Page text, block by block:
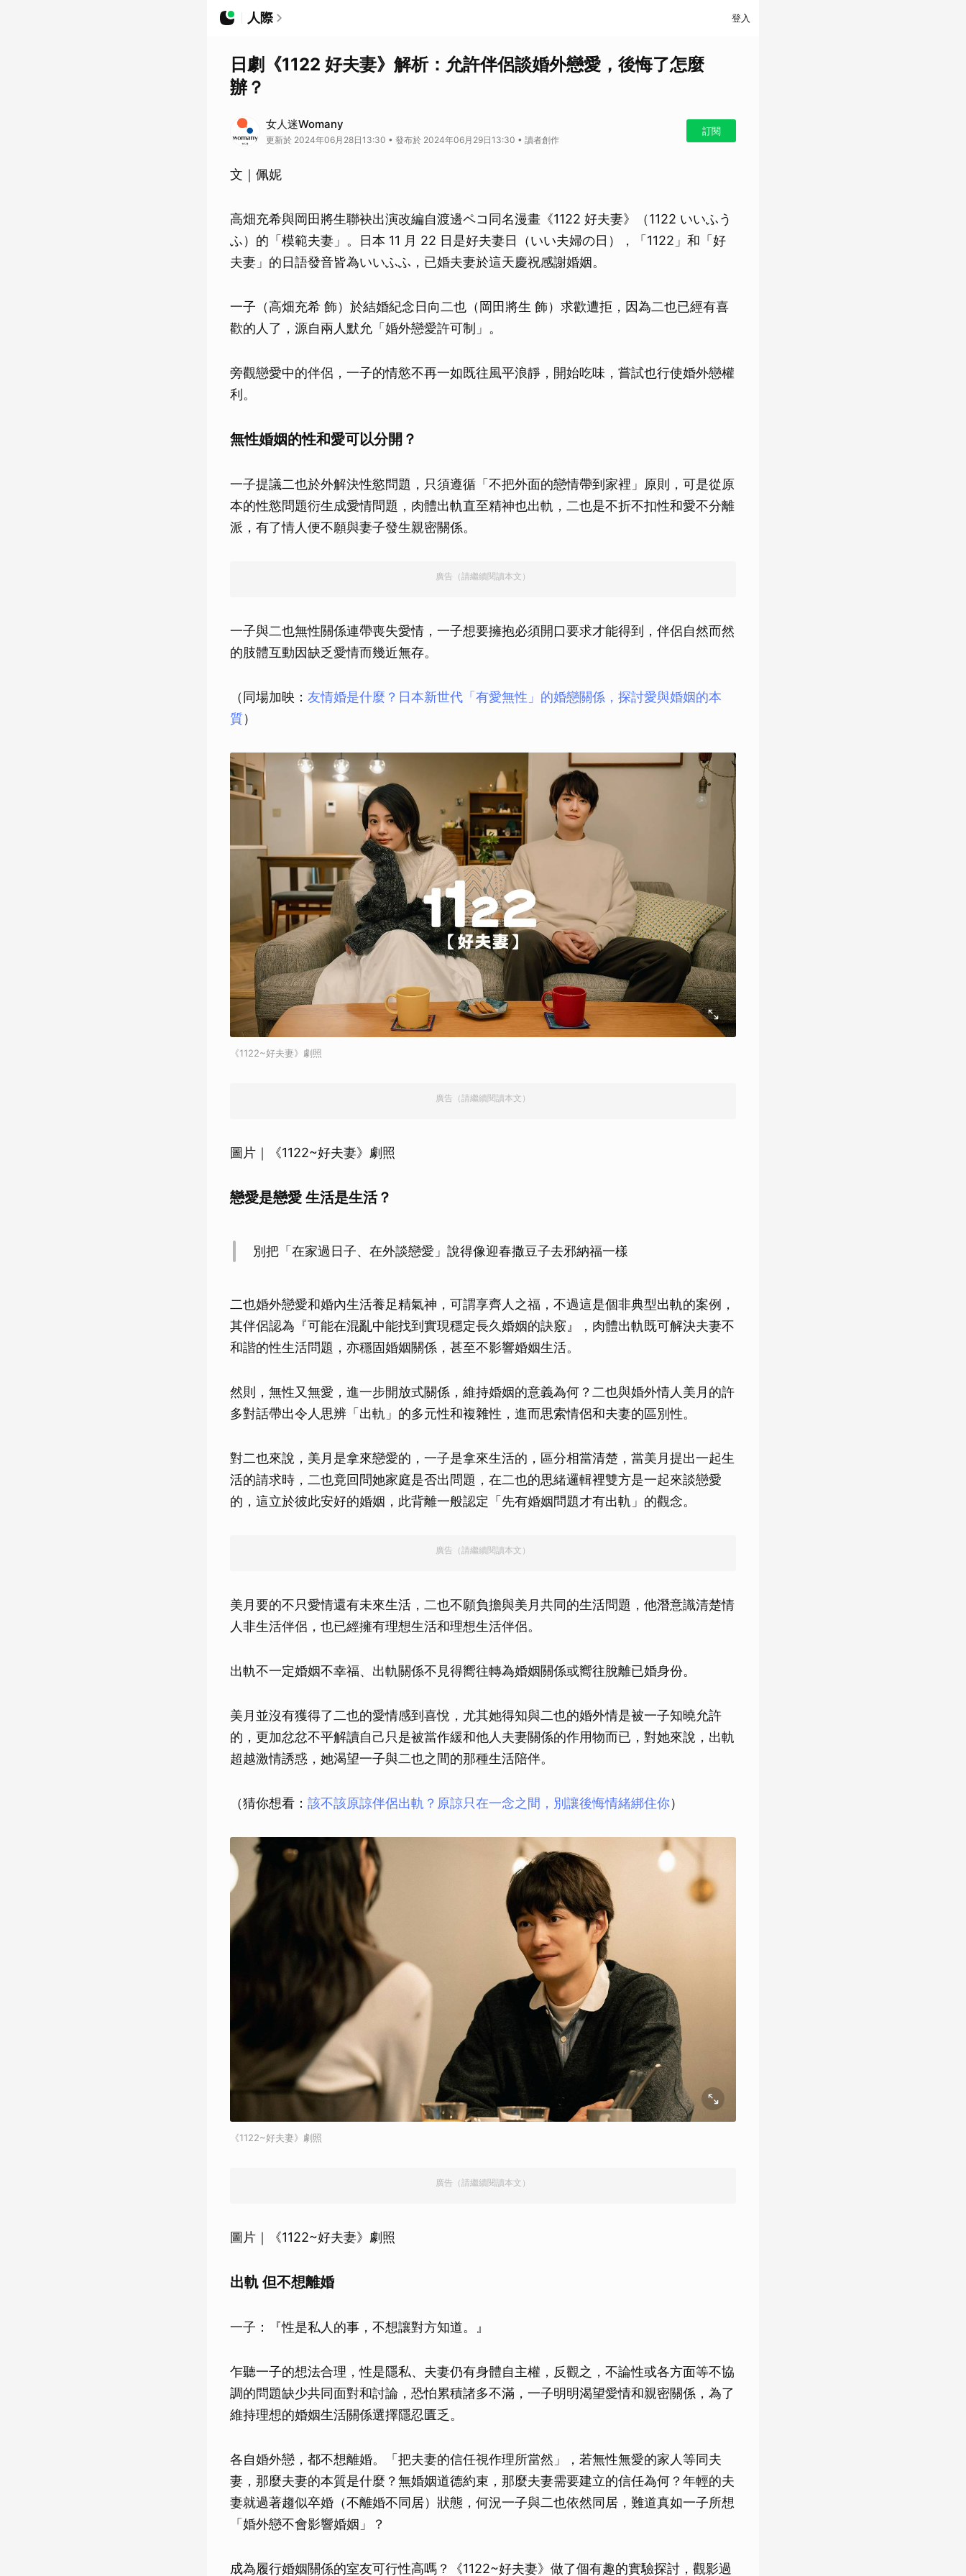
人際 登入
日劇《1122 好夫妻》解析：允許伴侶談婚外戀愛，後悔了怎麼
辦？
女人迷Womany
更新於 2024年06月28日13:30 • 發布於 2024年06月29日13:30 • 讀者創作
訂閱
文｜佩妮
高畑充希與岡田將生聯袂出演改編自渡邊ペコ同名漫畫《1122 好夫妻》（1122 いいふう
ふ）的「模範夫妻」。日本 11 月 22 日是好夫妻日（いい夫婦の日），「1122」和「好
夫妻」的日語發音皆為いいふふ，已婚夫妻於這天慶祝感謝婚姻。
一子（高畑充希 飾）於結婚紀念日向二也（岡田將生 飾）求歡遭拒，因為二也已經有喜
歡的人了，源自兩人默允「婚外戀愛許可制」。
旁觀戀愛中的伴侶，一子的情慾不再一如既往風平浪靜，開始吃味，嘗試也行使婚外戀權
利。
無性婚姻的性和愛可以分開？
一子提議二也於外解決性慾問題，只須遵循「不把外面的戀情帶到家裡」原則，可是從原
本的性慾問題衍生成愛情問題，肉體出軌直至精神也出軌，二也是不折不扣性和愛不分離
派，有了情人便不願與妻子發生親密關係。
廣告（請繼續閱讀本文）
一子與二也無性關係連帶喪失愛情，一子想要擁抱必須開口要求才能得到，伴侶自然而然
的肢體互動因缺乏愛情而幾近無存。
（同場加映： 友情婚是什麼？日本新世代「有愛無性」的婚戀關係，探討愛與婚姻的本
質）
《1122~好夫妻》劇照
廣告（請繼續閱讀本文）
圖片｜《1122~好夫妻》劇照
戀愛是戀愛 生活是生活？
別把「在家過日子、在外談戀愛」說得像迎春撒豆子去邪納福一樣
二也婚外戀愛和婚內生活養足精氣神，可謂享齊人之福，不過這是個非典型出軌的案例，
其伴侶認為『可能在混亂中能找到實現穩定長久婚姻的訣竅』，肉體出軌既可解決夫妻不
和諧的性生活問題，亦穩固婚姻關係，甚至不影響婚姻生活。
然則，無性又無愛，進一步開放式關係，維持婚姻的意義為何？二也與婚外情人美月的許
多對話帶出令人思辨「出軌」的多元性和複雜性，進而思索情侶和夫妻的區別性。
對二也來說，美月是拿來戀愛的，一子是拿來生活的，區分相當清楚，當美月提出一起生
活的請求時，二也竟回問她家庭是否出問題，在二也的思緒邏輯裡雙方是一起來談戀愛
的，這立於彼此安好的婚姻，此背離一般認定「先有婚姻問題才有出軌」的觀念。
廣告（請繼續閱讀本文）
美月要的不只愛情還有未來生活，二也不願負擔與美月共同的生活問題，他潛意識清楚情
人非生活伴侶，也已經擁有理想生活和理想生活伴侶。
出軌不一定婚姻不幸福、出軌關係不見得嚮往轉為婚姻關係或嚮往脫離已婚身份。
美月並沒有獲得了二也的愛情感到喜悅，尤其她得知與二也的婚外情是被一子知曉允許
的，更加忿忿不平解讀自己只是被當作緩和他人夫妻關係的作用物而已，對她來說，出軌
超越激情誘惑，她渴望一子與二也之間的那種生活陪伴。
（猜你想看： 該不該原諒伴侶出軌？原諒只在一念之間，別讓後悔情緒綁住你）
《1122~好夫妻》劇照
廣告（請繼續閱讀本文）
圖片｜《1122~好夫妻》劇照
出軌 但不想離婚
一子：『性是私人的事，不想讓對方知道。』
乍聽一子的想法合理，性是隱私、夫妻仍有身體自主權，反觀之，不論性或各方面等不協
調的問題缺少共同面對和討論，恐怕累積諸多不滿，一子明明渴望愛情和親密關係，為了
維持理想的婚姻生活關係選擇隱忍匱乏。
各自婚外戀，都不想離婚。「把夫妻的信任視作理所當然」，若無性無愛的家人等同夫
妻，那麼夫妻的本質是什麼？無婚姻道德約束，那麼夫妻需要建立的信任為何？年輕的夫
妻就過著趨似卒婚（不離婚不同居）狀態，何況一子與二也依然同居，難道真如一子所想
「婚外戀不會影響婚姻」？
成為履行婚姻關係的室友可行性高嗎？《1122~好夫妻》做了個有趣的實驗探討，觀影過
取消